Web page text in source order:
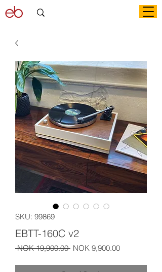
SKU: 99869
EBTT-160C v2
NOK 19,900.00 Regular
NOK 9,900.00Sale